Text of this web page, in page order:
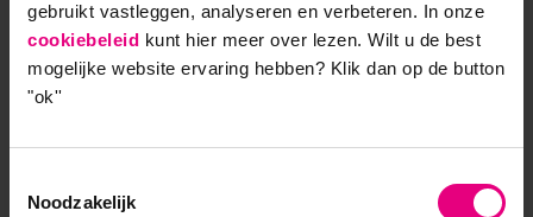
gebruikt vastleggen, analyseren en verbeteren. In onze
cookiebeleid kunt hier meer over lezen. Wilt u de best
mogelijke website ervaring hebben? Klik dan op de button
"ok''
Noodzakelijk
Hij kijkt tevreden terug op het MD-traject. “Doordat
we met gemixte groepen hebben gewerkt, inclusief
directie en College van Bestuur, is er meer openheid
ontstaan. Het is gelukt om opvattingen, ideeën en
dat de deelnemers elkaar beter hebben leren